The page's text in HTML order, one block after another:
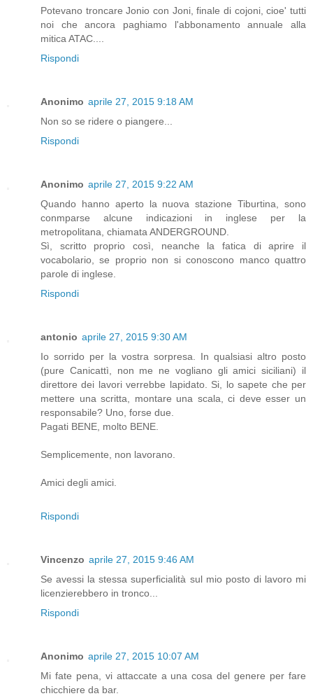
Potevano troncare Jonio con Joni, finale di cojoni, cioe' tutti
noi che ancora paghiamo l'abbonamento annuale alla
mitica ATAC....
Rispondi
Anonimo aprile 27, 2015 9:18 AM
Non so se ridere o piangere...
Rispondi
Anonimo aprile 27, 2015 9:22 AM
Quando hanno aperto la nuova stazione Tiburtina, sono
conmparse alcune indicazioni in inglese per la
metropolitana, chiamata ANDERGROUND.
Sì, scritto proprio così, neanche la fatica di aprire il
vocabolario, se proprio non si conoscono manco quattro
parole di inglese.
Rispondi
antonio aprile 27, 2015 9:30 AM
Io sorrido per la vostra sorpresa. In qualsiasi altro posto
(pure Canicattì, non me ne vogliano gli amici siciliani) il
direttore dei lavori verrebbe lapidato. Si, lo sapete che per
mettere una scritta, montare una scala, ci deve esser un
responsabile? Uno, forse due.
Pagati BENE, molto BENE.
Semplicemente, non lavorano.
Amici degli amici.
Rispondi
Vincenzo aprile 27, 2015 9:46 AM
Se avessi la stessa superficialità sul mio posto di lavoro mi
licenzierebbero in tronco...
Rispondi
Anonimo aprile 27, 2015 10:07 AM
Mi fate pena, vi attaccate a una cosa del genere per fare
chicchiere da bar.